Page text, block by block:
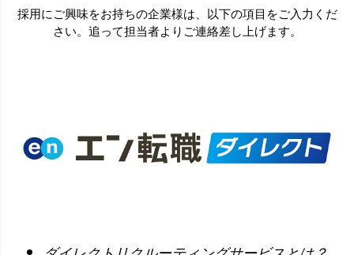
採用にご興味をお持ちの企業様は、以下の項目をご入力くだ
さい。追って担当者よりご連絡差し上げます。